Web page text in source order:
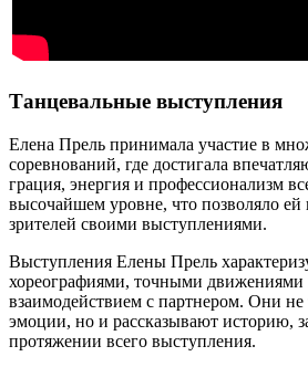
Танцевальные выступления
Елена Прель принимала участие в
соревнований, где достигала
грация, энергия и профессионализм
высочайшем уровне, что позволяло ей
зрителей своими выступлениями.
Выступления Елены Прель
хореографиями, точными
взаимодействием с партнером. Они не
эмоции, но и рассказывают историю,
протяжении всего выступления.